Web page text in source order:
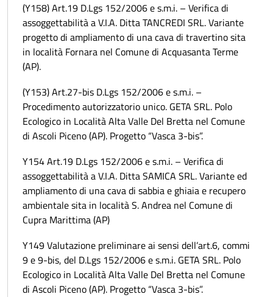
(Y158) Art.19 D.Lgs 152/2006 e s.m.i. – Verifica di
assoggettabilità a V.I.A. Ditta TANCREDI SRL. Variante
progetto di ampliamento di una cava di travertino sita
in località Fornara nel Comune di Acquasanta Terme
(AP).
(Y153) Art.27-bis D.Lgs 152/2006 e s.m.i. –
Procedimento autorizzatorio unico. GETA SRL. Polo
Ecologico in Località Alta Valle Del Bretta nel Comune
di Ascoli Piceno (AP). Progetto “Vasca 3-bis”.
Y154 Art.19 D.Lgs 152/2006 e s.m.i. – Verifica di
assoggettabilità a V.I.A. Ditta SAMICA SRL. Variante ed
ampliamento di una cava di sabbia e ghiaia e recupero
ambientale sita in località S. Andrea nel Comune di
Cupra Marittima (AP)
Y149 Valutazione preliminare ai sensi dell’art.6, commi
9 e 9-bis, del D.Lgs 152/2006 e s.m.i. GETA SRL. Polo
Ecologico in Località Alta Valle Del Bretta nel Comune
di Ascoli Piceno (AP). Progetto “Vasca 3-bis”.